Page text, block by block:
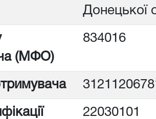
Донецької
(МФО)
834016
22030101